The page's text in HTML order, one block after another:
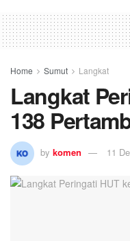
Home Sumut Langkat
Langkat
138
by komen 11